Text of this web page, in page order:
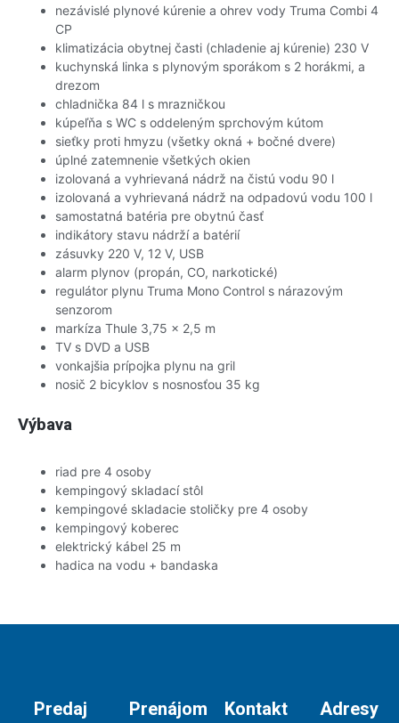
nezávislé plynové kúrenie a ohrev vody Truma Combi 4
CP
klimatizácia obytnej časti (chladenie aj kúrenie) 230 V
kuchynská linka s plynovým sporákom s 2 horákmi, a
drezom
chladnička 84 l s mrazničkou
kúpeľňa s WC s oddeleným sprchovým kútom
sieťky proti hmyzu (všetky okná + bočné dvere)
úplné zatemnenie všetkých okien
izolovaná a vyhrievaná nádrž na čistú vodu 90 l
izolovaná a vyhrievaná nádrž na odpadovú vodu 100 l
samostatná batéria pre obytnú časť
indikátory stavu nádrží a batérií
zásuvky 220 V, 12 V, USB
alarm plynov (propán, CO, narkotické)
regulátor plynu Truma Mono Control s nárazovým
senzorom
markíza Thule 3,75 x 2,5 m
TV s DVD a USB
vonkajšia prípojka plynu na gril
nosič 2 bicyklov s nosnosťou 35 kg
Výbava
riad pre 4 osoby
kempingový skladací stôl
kempingové skladacie stoličky pre 4 osoby
kempingový koberec
elektrický kábel 25 m
hadica na vodu + bandaska
Predaj Prenájom Kontakt Adresy